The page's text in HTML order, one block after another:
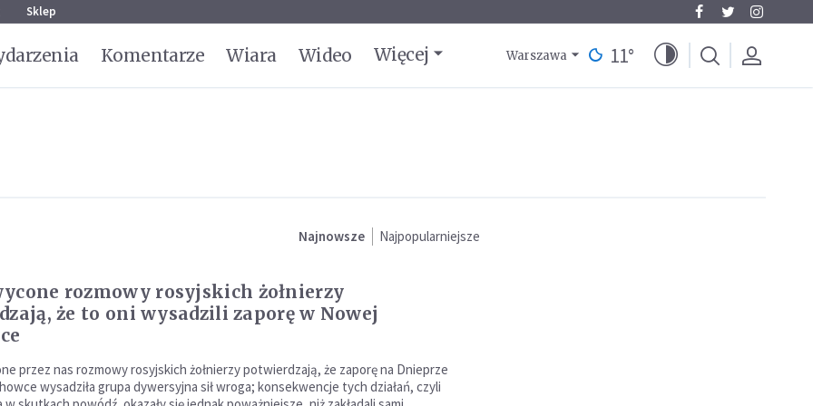
Sklep
Komentarze Wiara Wideo Więcej Warszawa 11°
Najnowsze Najpopularniejsze
rozmowy rosyjskich żołnierzy
że to oni wysadzili zaporę w Nowej
przez nas rozmowy rosyjskich żołnierzy potwierdzają, że zaporę na Dnieprze
wysadziła grupa dywersyjna sił wroga; konsekwencje tych działań, czyli